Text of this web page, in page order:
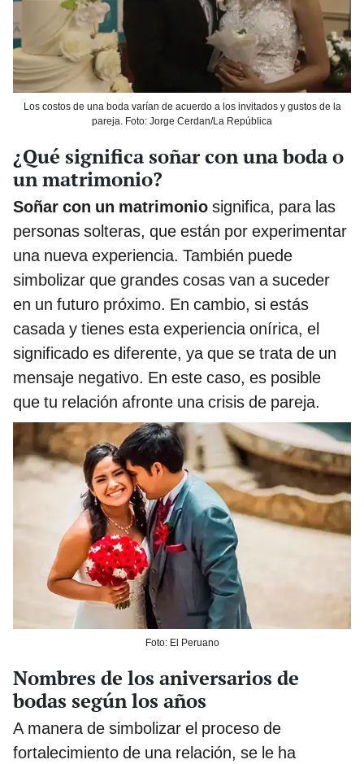
Los costos de una boda varían de acuerdo a los invitados y gustos de la
pareja. Foto: Jorge Cerdan/La República
¿Qué significa soñar con una boda o
un matrimonio?
Soñar con un matrimonio significa, para las
personas solteras, que están por experimentar
una nueva experiencia. También puede
simbolizar que grandes cosas van a suceder
en un futuro próximo. En cambio, si estás
casada y tienes esta experiencia onírica, el
significado es diferente, ya que se trata de un
mensaje negativo. En este caso, es posible
que tu relación afronte una crisis de pareja.
Foto: El Peruano
Nombres de los aniversarios de
bodas según los años
A manera de simbolizar el proceso de
fortalecimiento de una relación, se le ha